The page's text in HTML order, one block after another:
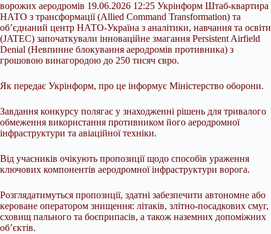
ворожих аеродромів 19.06.2026 12:25 Укрінформ Штаб-квартира
НАТО з трансформації (Allied Command Transformation) та
об’єднаний центр НАТО-Україна з аналітики, навчання та освіти
(JATEC) започаткували інноваційне змагання Persistent Airfield
Denial (Невпинне блокування аеродромів противника) з
грошовою винагородою до 250 тисяч євро.
Як передає Укрінформ, про це інформує Міністерство оборони.
Завдання конкурсу полягає у знаходженні рішень для тривалого
обмеження використання противником його аеродромної
інфраструктури та авіаційної техніки.
Від учасників очікують пропозиції щодо способів ураження
ключових компонентів аеродромної інфраструктури ворога.
Розглядатимуться пропозиції, здатні забезпечити автономне або
кероване оператором знищення: літаків, злітно-посадкових смуг,
сховищ пального та боєприпасів, а також наземних допоміжних
об’єктів.